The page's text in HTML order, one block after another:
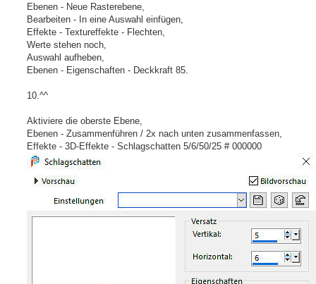
Ebenen - Neue Rasterebene,
Bearbeiten - In eine Auswahl einfügen,
Effekte - Textureffekte - Flechten,
Werte stehen noch,
Auswahl aufheben,
Ebenen - Eigenschaften - Deckkraft 85.
10.^^
Aktiviere die oberste Ebene,
Ebenen - Zusammenführen / 2x nach unten zusammenfassen,
Effekte - 3D-Effekte - Schlagschatten 5/6/50/25 # 000000